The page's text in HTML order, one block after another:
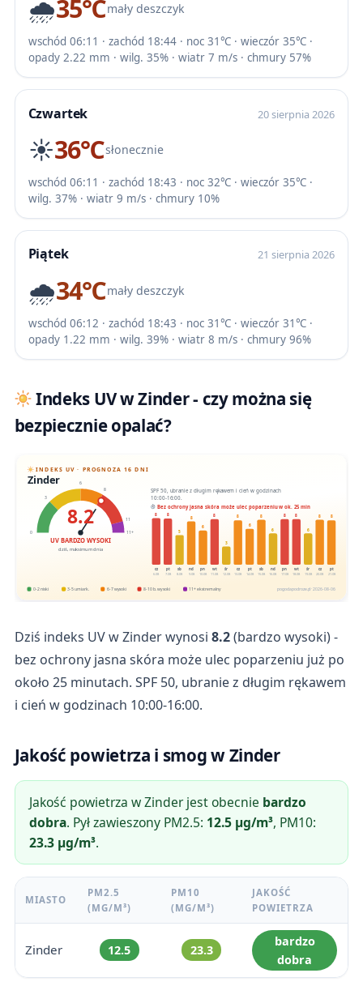
🌧️35℃mały deszczyk
wschód 06:11 · zachód 18:44 · noc 31℃ · wieczór 35℃ ·
opady 2.22 mm · wilg. 35% · wiatr 7 m/s · chmury 57%
Czwartek 20 sierpnia 2026
☀️36℃słonecznie
wschód 06:11 · zachód 18:43 · noc 32℃ · wieczór 35℃ ·
wilg. 37% · wiatr 9 m/s · chmury 10%
Piątek 21 sierpnia 2026
🌧️34℃mały deszczyk
wschód 06:12 · zachód 18:43 · noc 31℃ · wieczór 31℃ ·
opady 1.22 mm · wilg. 39% · wiatr 8 m/s · chmury 96%
Indeks UV w Zinder - czy można się
bezpiecznie opalać?
INDEKS UV · PROGNOZA 16 DNI
Zinder
0
3
6
8
11
11+
8.2
UV BARDZO WYSOKI
dziś, maksimum dnia
SPF 50, ubranie z długim rękawem i cień w godzinach
10:00-16:00.
Bez ochrony jasna skóra może ulec poparzeniu w ok. 25 min
8
cz
6.08
8
pt
7.08
5
sb
8.08
8
nd
9.08
6
pn
10.08
8
wt
11.08
3
śr
12.08
8
cz
13.08
6
pt
14.08
8
sb
15.08
6
nd
16.08
8
pn
17.08
8
wt
18.08
6
śr
19.08
8
cz
20.08
8
pt
21.08
0-2 niski 3-5 umiark. 6-7 wysoki 8-10 b. wysoki 11+ ekstremalny pogodapodroze.pl · 2026-08-06
Dziś indeks UV w Zinder wynosi 8.2(bardzo wysoki) -
bez ochrony jasna skóra może ulec poparzeniu już po
około 25 minutach. SPF 50, ubranie z długim rękawem
i cień w godzinach 10:00-16:00.
Jakość powietrza i smog w Zinder
Jakość powietrza w Zinder jest obecnie bardzo
dobra. Pył zawieszony PM2.5: 12.5 µg/m³, PM10:
23.3 µg/m³.
MIASTO
PM2.5
(ΜG/M³)
PM10
(ΜG/M³)
JAKOŚĆ
POWIETRZA
Zinder 12.5 23.3
bardzo
dobra